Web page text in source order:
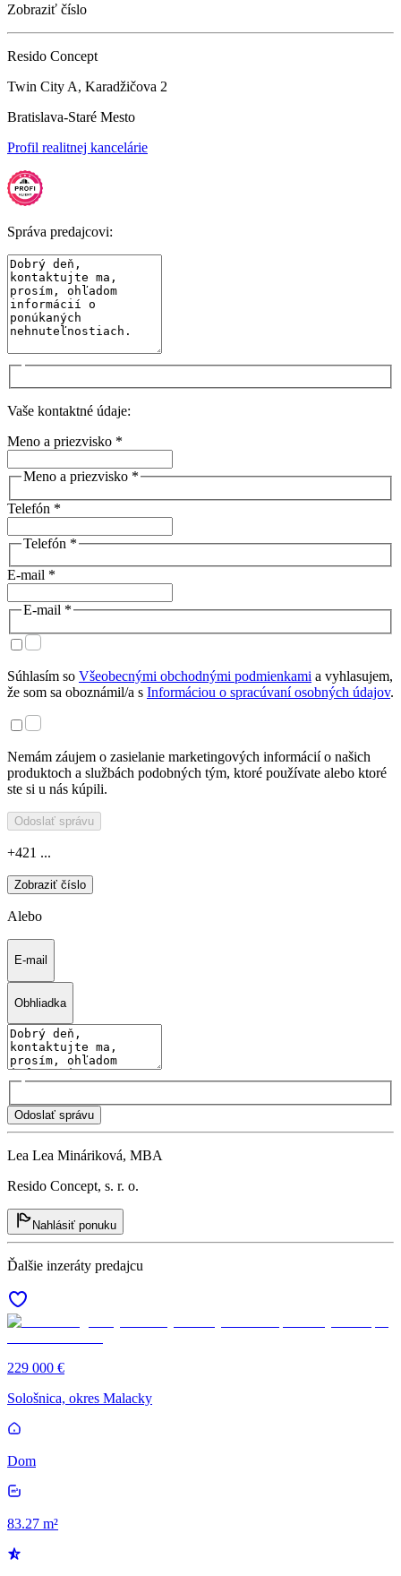
Zobraziť číslo
Resido Concept
Twin City A, Karadžičova 2
Bratislava-Staré Mesto
Profil realitnej kancelárie
Správa predajcovi:
Vaše kontaktné údaje:
Meno a priezvisko *
Meno a priezvisko *
Telefón *
Telefón *
E-mail *
E-mail *
Súhlasím so Všeobecnými obchodnými podmienkami a vyhlasujem,
že som sa oboznámil/a s Informáciou o spracúvaní osobných údajov.
Nemám záujem o zasielanie marketingových informácií o našich
produktoch a službách podobných tým, ktoré používate alebo ktoré
ste si u nás kúpili.
Odoslať správu
+421 ...
Zobraziť číslo
Alebo
E-mail
Obhliadka
Odoslať správu
Lea Lea Mináriková, MBA
Resido Concept, s. r. o.
Nahlásiť ponuku
Ďalšie inzeráty predajcu
229 000 €
Sološnica, okres Malacky
Dom
83.27 m²